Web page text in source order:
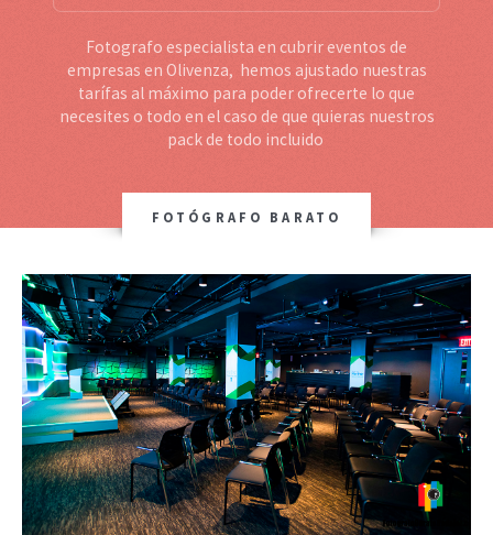
Fotografo especialista en cubrir eventos de
empresas en Olivenza, hemos ajustado nuestras
tarífas al máximo para poder ofrecerte lo que
necesites o todo en el caso de que quieras nuestros
pack de todo incluido
FOTÓGRAFO BARATO